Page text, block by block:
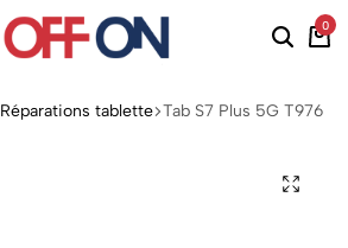
0
Réparations tablette Tab S7 Plus 5G T976